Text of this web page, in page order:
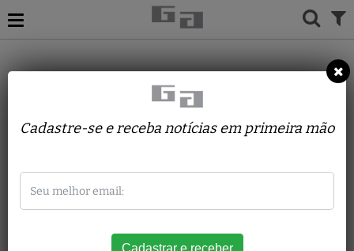
INOS CORRADIN
Mercado de escravos
Cadastre-se e receba notícias em primeira mão